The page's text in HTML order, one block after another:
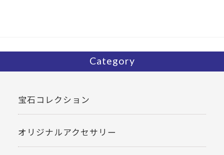
Category
宝石コレクション
オリジナルアクセサリー